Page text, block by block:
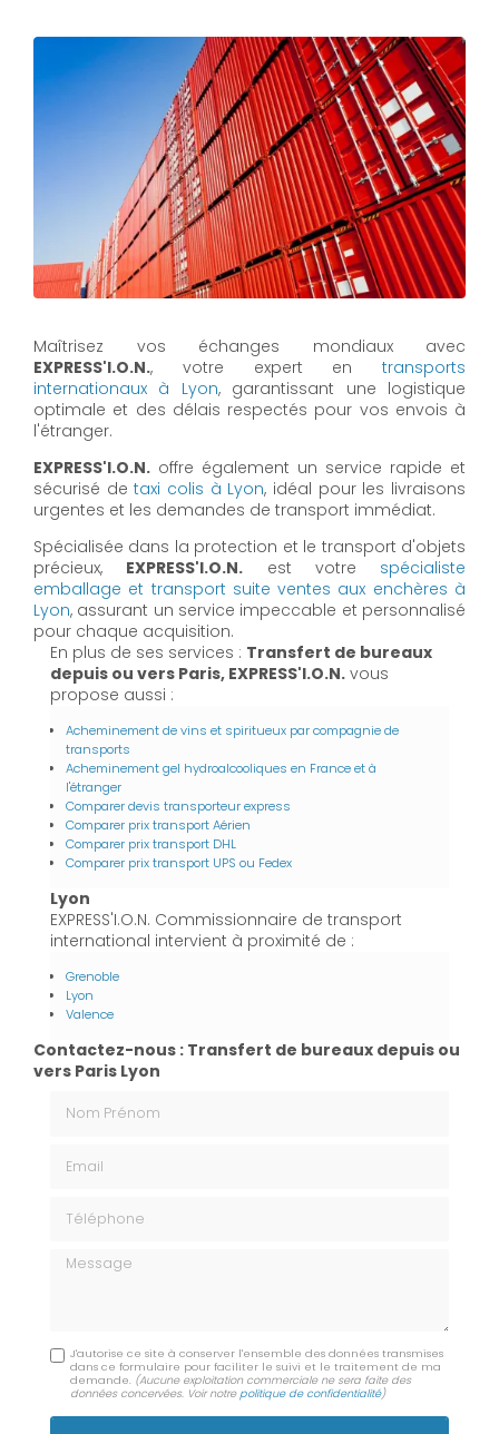
Maîtrisez vos échanges mondiaux avec
EXPRESS'I.O.N., votre expert en transports
internationaux à Lyon, garantissant une logistique
optimale et des délais respectés pour vos envois à
l'étranger.
EXPRESS'I.O.N. offre également un service rapide et
sécurisé detaxi colis à Lyon, idéal pour les livraisons
urgentes et les demandes de transport immédiat.
Spécialisée dans la protection et le transport d'objets
précieux, EXPRESS'I.O.N. est votre spécialiste
emballage et transport suite ventes aux enchères à
Lyon, assurant un service impeccable et personnalisé
pour chaque acquisition.
En plus de ses services : Transfert de bureaux
depuis ou vers Paris, EXPRESS'I.O.N. vous
propose aussi :
Acheminement de vins et spiritueux par compagnie de
transports
Acheminement gel hydroalcooliques en France et à
l'étranger
Comparer devis transporteur express
Comparer prix transport Aérien
Comparer prix transport DHL
Comparer prix transport UPS ou Fedex
Lyon
EXPRESS'I.O.N. Commissionnaire de transport
international intervient à proximité de :
Grenoble
Lyon
Valence
Contactez-nous : Transfert de bureaux depuis ou
vers Paris Lyon
Message
J'autorise ce site à conserver l'ensemble des données transmises
dans ce formulaire pour faciliter le suivi et le traitement de ma
demande. (Aucune exploitation commerciale ne sera faite des
données concervées. Voir notrepolitique de confidentialité)